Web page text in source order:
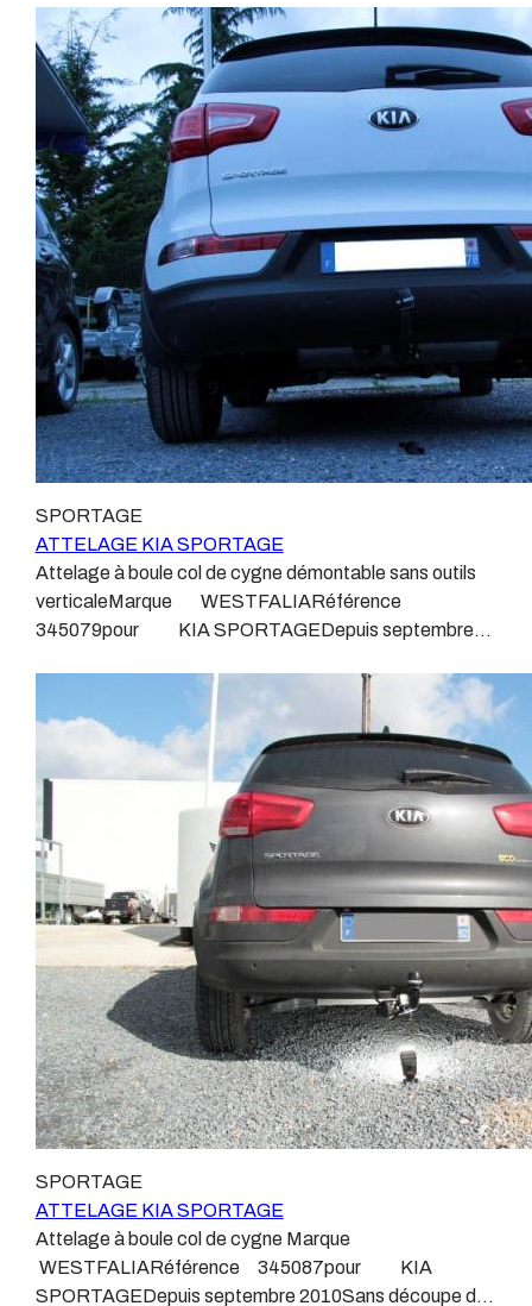
faisceaux « d’origine », c'est-à-dire fabriqués
spécifiquement pour votre véhicule, se branchant aux
emplacements prévus et suivant les normes
constructeurs.En dehors de quelques rares cas, nous
ne montons jamais de faisceau appelé : adaptable,
universel, modulable, smart…., et quand nous le
faisons, s’il n’existe pas d’autre choix, nous utilisons le
plus haut de gamme du marché, le plus fiable et le plus
stable.Il faut savoir que le montage d’un faisceau non
conforme ou adaptable vous fera perdre tout recours et
toute garantie auprès du constructeur en cas de
défaillance. Ce genre de faisceau est souvent mal
monté, alimenté par les éclairages intérieurs et fait
courir de vrai risque technique à votre véhicule.Nous
n’intervenons pas sur les véhicules ayant ce type de
montage non conforme.Voilà pourquoi il est nécessaire
de confier la pose d'un attelage à un professionnel
normes, nous ne transigeons pas sur ces points.Les
différentes dénominations pour un attelage sont
:Attelage pour voiture, crochet d’attelage, boule pour
voiture, attache remorque, attache voiture, attelage
camion, crochet voiture, attache auto, boule pour
tractable 2200 kgValeur S 100 kgPoids de l'attelage
kg Anhängerkupplung KIA SPORTAGEPatrick
Remorques se conjugue avec ATTELAGE depuis
1968.Les temps ont changé depuis les premiers
attelages fabriqués à la demande dans l’atelier, autour
d’un poste à souder et d’un étau.L’évolution technique et
la normalisation sont passées par là.Maintenant un
attelage doit être homologué, c’est le cas de tous les
produits que nous proposons, sans exception !Nous ne
travaillons qu’avec les marques homologuées à même
d’assurer le suivi de leurs produits :ATTELAGES
WESTFALIAATTELAGES SIARRATTELAGES
BRINKATTELAGES THULEATTELAGES
BOISNIERATTELAGES GDWATTELAGES
ARAGONLe faisceau électrique est devenu le produit le
plus technique, lui aussi est soumis à normalisation et
homologation.Le faisceau est connecté à votre
véhicule, il doit être prévu à cet effet, supporter les
vibrations et les contraintes auquel il peut être soumis.
Dans certains cas le faisceau connecté modifie la
gestion des assistances à la conduite type EPS, ABS,
….Nous n’installons (quand ils existent) que des
spécifiquement pour votre véhicule, se branchant aux
emplacements prévus et suivant les normes
constructeurs.En dehors de quelques rares cas, nous
ne montons jamais de faisceau appelé : adaptable,
universel, modulable, smart…., et quand nous le
faisons, s’il n’existe pas d’autre choix, nous utilisons le
plus haut de gamme du marché, le plus fiable et le plus
stable.Il faut savoir que le montage d’un faisceau non
conforme ou adaptable vous fera perdre tout recours et
toute garantie auprès du constructeur en cas de
défaillance. Ce genre de faisceau est souvent mal
monté, alimenté par les éclairages intérieurs et fait
courir de vrai risque technique à votre véhicule.Nous
n’intervenons pas sur les véhicules ayant ce type de
montage non conforme.Voilà pourquoi il est nécessaire
de confier la pose d'un attelage à un professionnel
agréé, habitué à poser des attelages et respectant les
différentes dénominations pour un attelage sont
:Attelage pour voiture, crochet d’attelage, boule pour
voiture, attache remorque, attache voiture, attelage
camion, crochet voiture, attache auto, boule pour
SPORTAGE
ATTELAGE KIA SPORTAGE
Attelage à boule col de cygne démontable sans outils
verticaleMarque WESTFALIARéférence
345079pour KIA SPORTAGEDepuis septembre
dessous.Poids maxi tractable 2400 kgValeur S 80
kgPoids de l'attelage 23 kg Anhängerkupplung KIA
SPORTAGEVidéo de démonstration 1Vidéo de
démonstration 2Patrick Remorques se conjugue avec
ATTELAGE depuis 1968.Les temps ont changé depuis
les premiers attelages fabriqués à la demande dans
l’atelier, autour d’un poste à souder et d’un
étau.L’évolution technique et la normalisation sont
passées par là.Maintenant un attelage doit être
homologué, c’est le cas de tous les produits que nous
proposons, sans exception !Nous ne travaillons qu’avec
les marques homologuées à même d’assurer le suivi de
leurs produits :ATTELAGES
WESTFALIAATTELAGES SIARRATTELAGES
BRINKATTELAGES THULEATTELAGES
BOISNIERATTELAGES GDWATTELAGES
ARAGONLe faisceau électrique est devenu le produit le
plus technique, lui aussi est soumis à normalisation et
homologation.Le faisceau est connecté à votre
véhicule, il doit être prévu à cet effet, supporter les
vibrations et les contraintes auquel il peut être soumis.
Dans certains cas le faisceau connecté modifie la
SPORTAGE
ATTELAGE KIA SPORTAGE
Attelage à boule col de cygne Marque
WESTFALIARéférence 345087pour KIA
SPORTAGEDepuis septembre 2010Sans découpe de